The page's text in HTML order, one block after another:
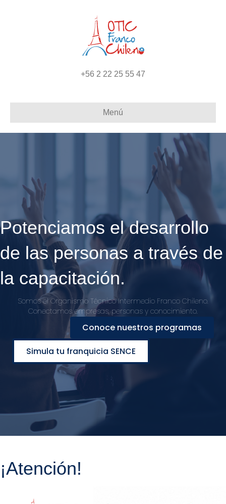
+56 2 22 25 55 47
Menú
Potenciamos el desarrollo
de las personas a través de
la capacitación.
Somos el Organismo Técnico Intermedio Franco Chileno.
Conectamos empresas, personas y conocimiento.
Conoce nuestros programas
Simula tu franquicia SENCE
¡Atención!